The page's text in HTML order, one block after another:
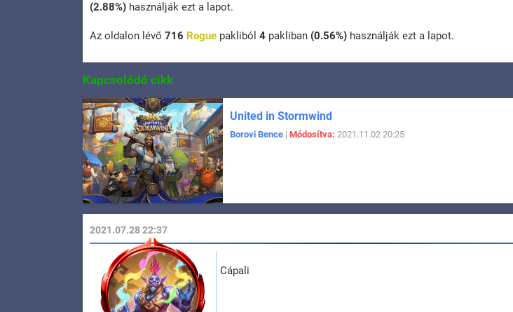
(2.88%) használják ezt a lapot.
Az oldalon lévő 716 Rogue pakliból 4 pakliban (0.56%) használják ezt a lapot.
Kapcsolódó cikk
United in Stormwind
Borovi Bence | Módosítva: 2021.11.02 20:25
2021.07.28 22:37
Cápali